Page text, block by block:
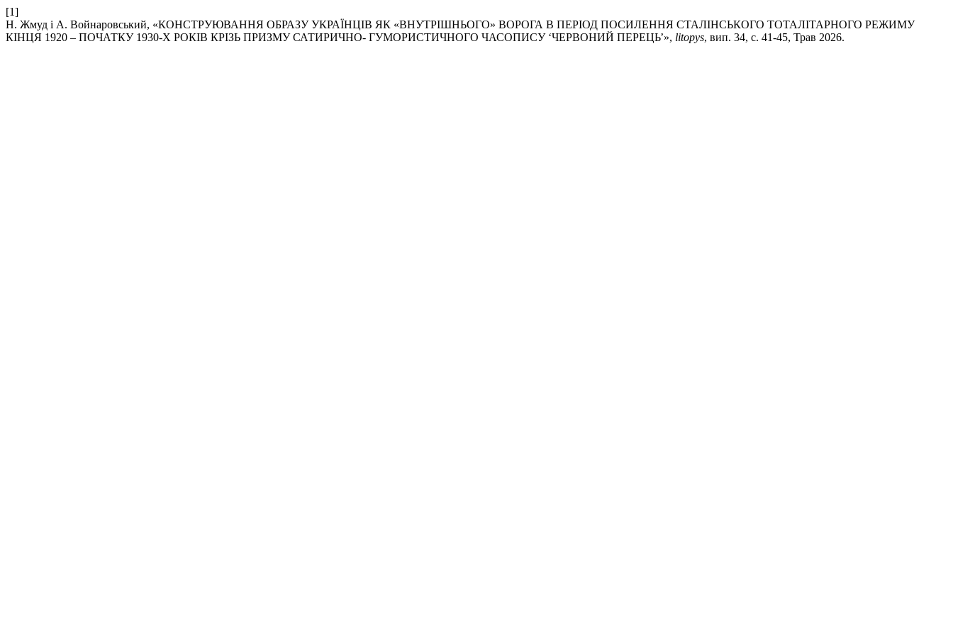
[1]
Н. Жмуд і А. Войнаровський, «КОНСТРУЮВАННЯ ОБРАЗУ УКРАЇНЦІВ ЯК «ВНУТРІШНЬОГО» ВОРОГА В ПЕРІОД ПОСИЛЕННЯ СТАЛІНСЬКОГО ТОТАЛІТАРНОГО РЕЖИМУ
КІНЦЯ 1920 – ПОЧАТКУ 1930-Х РОКІВ КРІЗЬ ПРИЗМУ САТИРИЧНО- ГУМОРИСТИЧНОГО ЧАСОПИСУ ‘ЧЕРВОНИЙ ПЕРЕЦЬ’», litopys, вип. 34, с. 41-45, Трав 2026.